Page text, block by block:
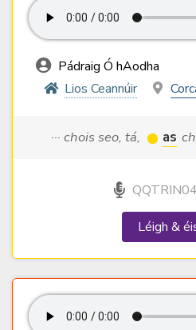
Pádraig Ó hAodha
Lios Ceannúir
··· chois seo, tá, as
Léigh &